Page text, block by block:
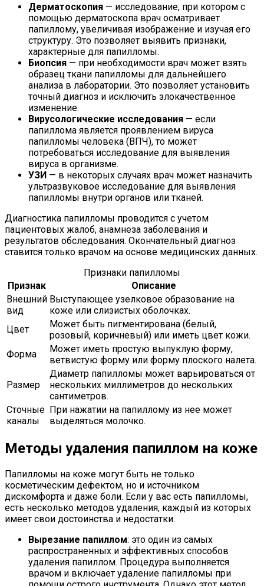
Дерматоскопия — исследование, при котором с
помощью дерматоскопа врач осматривает
папиллому, увеличивая изображение и изучая его
структуру. Это позволяет выявить признаки,
характерные для папилломы.
Биопсия — при необходимости врач может взять
образец ткани папилломы для дальнейшего
анализа в лаборатории. Это позволяет установить
точный диагноз и исключить злокачественное
изменение.
Вирусологические исследования — если
папиллома является проявлением вируса
папилломы человека (ВПЧ), то может
потребоваться исследование для выявления
вируса в организме.
УЗИ — в некоторых случаях врач может назначить
ультразвуковое исследование для выявления
папилломы внутри органов или тканей.
Диагностика папилломы проводится с учетом
пациентовых жалоб, анамнеза заболевания и
результатов обследования. Окончательный диагноз
ставится только врачом на основе медицинских данных.
Признаки папилломы
Признак
Описание
Внешний
вид
Выступающее узелковое образование на
коже или слизистых оболочках.
Цвет
Может быть пигментирована (белый,
розовый, коричневый) или иметь цвет кожи.
Форма
Может иметь простую выпуклую форму,
ветвистую форму или форму плоского налета.
Размер
Диаметр папилломы может варьироваться от
нескольких миллиметров до нескольких
сантиметров.
Сточные
каналы
При нажатии на папиллому из нее может
выделяться молочко.
Методы удаления папиллом на коже
Папилломы на коже могут быть не только
косметическим дефектом, но и источником
дискомфорта и даже боли. Если у вас есть папилломы,
есть несколько методов удаления, каждый из которых
имеет свои достоинства и недостатки.
Вырезание папиллом: это один из самых
распространенных и эффективных способов
удаления папиллом. Процедура выполняется
врачом и включает удаление папилломы при